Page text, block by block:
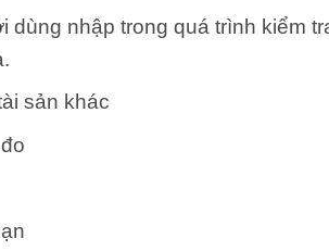
nhập trong quá trình kiểm
sản khác